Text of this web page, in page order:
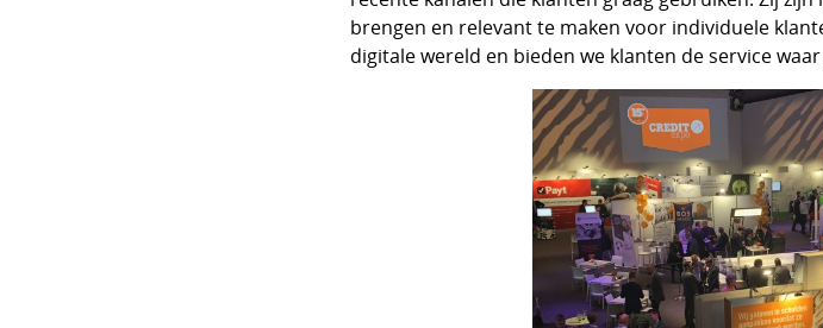
brengen en relevant te maken voor individuele
digitale wereld en bieden we klanten de service